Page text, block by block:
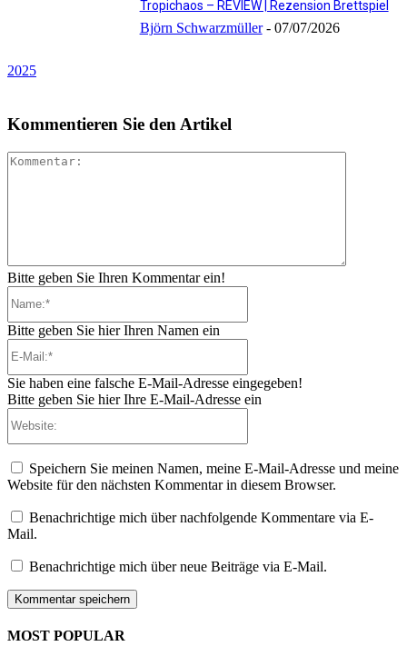
2025
Tropichaos – REVIEW | Rezension Brettspiel
Björn Schwarzmüller - 07/07/2026
Kommentieren Sie den Artikel
Bitte geben Sie Ihren Kommentar ein!
Bitte geben Sie hier Ihren Namen ein
Sie haben eine falsche E-Mail-Adresse eingegeben!
Bitte geben Sie hier Ihre E-Mail-Adresse ein
Speichern Sie meinen Namen, meine E-Mail-Adresse und meine
Website für den nächsten Kommentar in diesem Browser.
Benachrichtige mich über nachfolgende Kommentare via E-
Mail.
Benachrichtige mich über neue Beiträge via E-Mail.
MOST POPULAR